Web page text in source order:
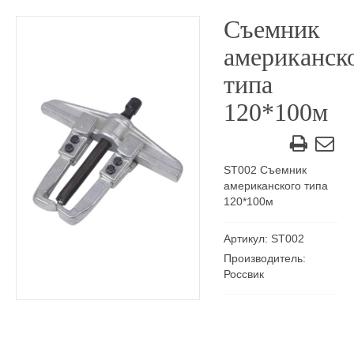
Съемник
типа
120*100м
ST002 Съемник
американского типа
120*100м
Артикул: ST002
Производитель:
Россвик